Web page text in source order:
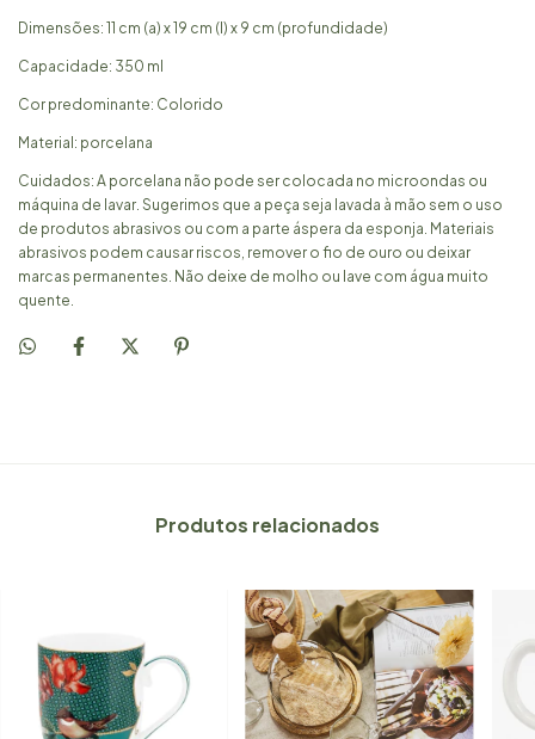
Dimensões: 11 cm (a) x 19 cm (l) x 9 cm (profundidade)
Capacidade: 350 ml
Cor predominante: Colorido
Material: porcelana
Cuidados: A porcelana não pode ser colocada no microondas ou
máquina de lavar. Sugerimos que a peça seja lavada à mão sem o uso
de produtos abrasivos ou com a parte áspera da esponja. Materiais
abrasivos podem causar riscos, remover o fio de ouro ou deixar
marcas permanentes. Não deixe de molho ou lave com água muito
quente.
Produtos relacionados